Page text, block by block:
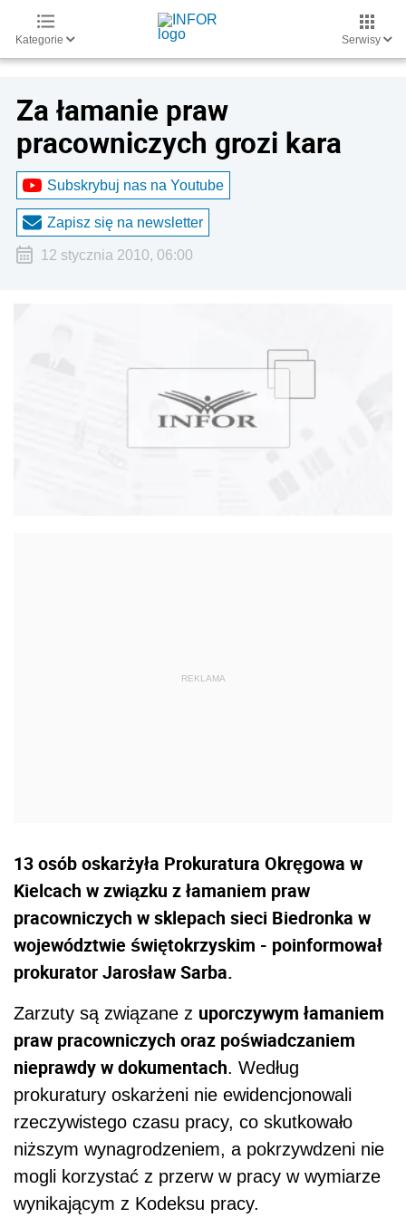
Kategorie Serwisy
Za łamanie praw
pracowniczych grozi kara
Subskrybuj nas na Youtube
Zapisz się na newsletter
12 stycznia 2010, 06:00
13 osób oskarżyła Prokuratura Okręgowa w
Kielcach w związku z łamaniem praw
pracowniczych w sklepach sieci Biedronka w
województwie świętokrzyskim - poinformował
prokurator Jarosław Sarba.
Zarzuty są związane z uporczywym łamaniem
praw pracowniczych oraz poświadczaniem
nieprawdy w dokumentach. Według
prokuratury oskarżeni nie ewidencjonowali
rzeczywistego czasu pracy, co skutkowało
niższym wynagrodzeniem, a pokrzywdzeni nie
mogli korzystać z przerw w pracy w wymiarze
wynikającym z Kodeksu pracy.